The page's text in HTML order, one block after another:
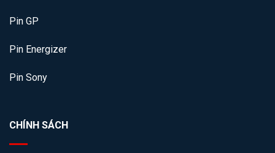
Pin GP
Pin Energizer
Pin Sony
CHÍNH SÁCH